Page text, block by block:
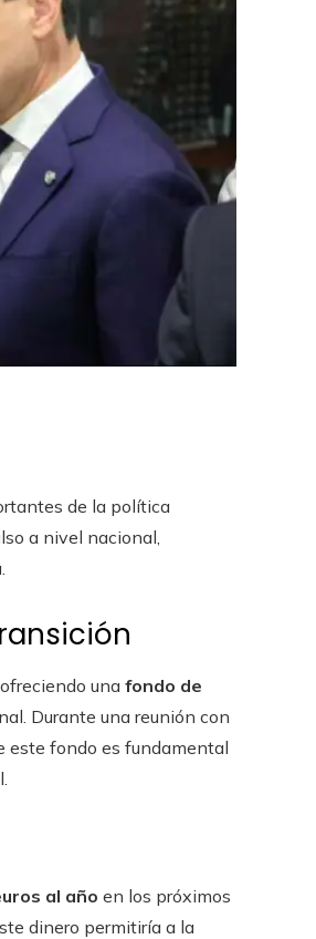
de la política
a nivel nacional,
una fondo de
Durante una reunión con
este fondo es fundamental
al año en los próximos
dinero permitiría a la